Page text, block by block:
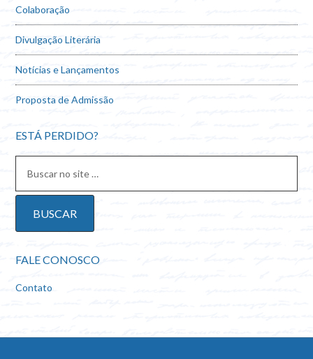
Colaboração
Divulgação Literária
Notícias e Lançamentos
Proposta de Admissão
ESTÁ PERDIDO?
FALE CONOSCO
Contato